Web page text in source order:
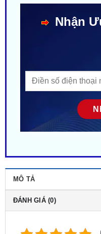
ĐÁNH GIÁ (0)